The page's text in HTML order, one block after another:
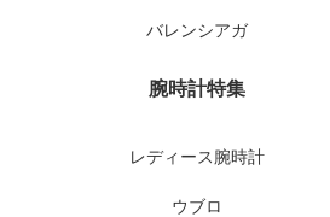
バレンシアガ
腕時計特集
レディース腕時計
ウブロ